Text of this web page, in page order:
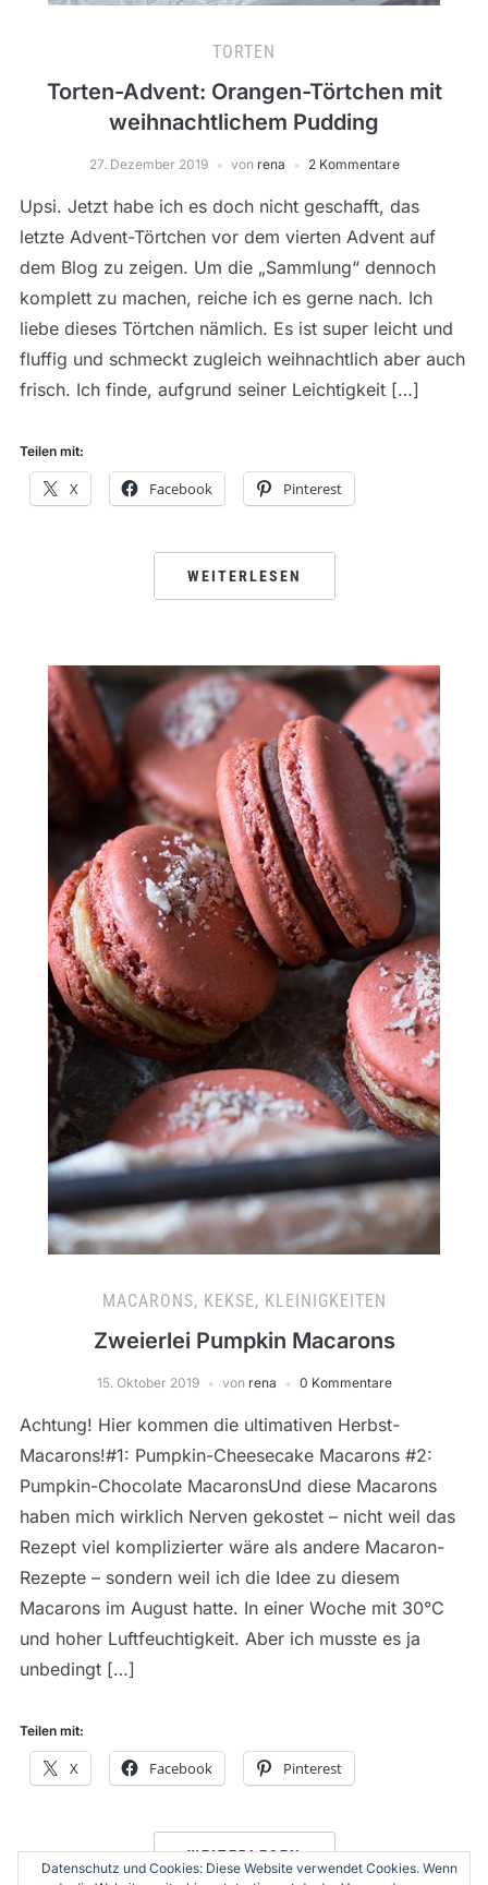
TORTEN
Torten-Advent: Orangen-Törtchen mit
weihnachtlichem Pudding
27. Dezember 2019 von rena 2 Kommentare
Upsi. Jetzt habe ich es doch nicht geschafft, das
letzte Advent-Törtchen vor dem vierten Advent auf
dem Blog zu zeigen. Um die „Sammlung“ dennoch
komplett zu machen, reiche ich es gerne nach. Ich
liebe dieses Törtchen nämlich. Es ist super leicht und
fluffig und schmeckt zugleich weihnachtlich aber auch
frisch. Ich finde, aufgrund seiner Leichtigkeit […]
Teilen mit:
X Facebook Pinterest
WEITERLESEN
MACARONS, KEKSE, KLEINIGKEITEN
Zweierlei Pumpkin Macarons
15. Oktober 2019 von rena 0 Kommentare
Achtung! Hier kommen die ultimativen Herbst-
Macarons!#1: Pumpkin-Cheesecake Macarons #2:
Pumpkin-Chocolate MacaronsUnd diese Macarons
haben mich wirklich Nerven gekostet – nicht weil das
Rezept viel komplizierter wäre als andere Macaron-
Rezepte – sondern weil ich die Idee zu diesem
Macarons im August hatte. In einer Woche mit 30°C
und hoher Luftfeuchtigkeit. Aber ich musste es ja
unbedingt […]
Teilen mit:
X Facebook Pinterest
WEITERLESEN
Datenschutz und Cookies: Diese Website verwendet Cookies. Wenn